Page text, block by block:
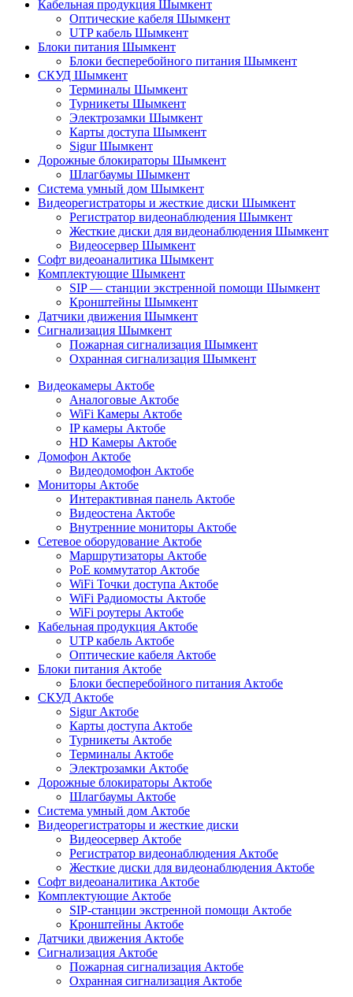
Кабельная продукция Шымкент
Оптические кабеля Шымкент
UTP кабель Шымкент
Блоки питания Шымкент
Блоки бесперебойного питания Шымкент
СКУД Шымкент
Терминалы Шымкент
Турникеты Шымкент
Электрозамки Шымкент
Карты доступа Шымкент
Sigur Шымкент
Дорожные блокираторы Шымкент
Шлагбаумы Шымкент
Система умный дом Шымкент
Видеорегистраторы и жесткие диски Шымкент
Регистратор видеонаблюдения Шымкент
Жесткие диски для видеонаблюдения Шымкент
Видеосервер Шымкент
Софт видеоаналитика Шымкент
Комплектующие Шымкент
SIP — станции экстренной помощи Шымкент
Кронштейны Шымкент
Датчики движения Шымкент
Сигнализация Шымкент
Пожарная сигнализация Шымкент
Охранная сигнализация Шымкент
Видеокамеры Актобе
Аналоговые Актобе
WiFi Камеры Актобе
IP камеры Актобе
HD Камеры Актобе
Домофон Актобе
Видеодомофон Актобе
Мониторы Актобе
Интерактивная панель Актобе
Видеостена Актобе
Внутренние мониторы Актобе
Сетевое оборудование Актобе
Маршрутизаторы Актобе
PoE коммутатор Актобе
WiFi Точки доступа Актобе
WiFi Радиомосты Актобе
WiFi роутеры Актобе
Кабельная продукция Актобе
UTP кабель Актобе
Оптические кабеля Актобе
Блоки питания Актобе
Блоки бесперебойного питания Актобе
СКУД Актобе
Sigur Актобе
Карты доступа Актобе
Турникеты Актобе
Терминалы Актобе
Электрозамки Актобе
Дорожные блокираторы Актобе
Шлагбаумы Актобе
Система умный дом Актобе
Видеорегистраторы и жесткие диски
Видеосервер Актобе
Регистратор видеонаблюдения Актобе
Жесткие диски для видеонаблюдения Актобе
Софт видеоаналитика Актобе
Комплектующие Актобе
SIP-станции экстренной помощи Актобе
Кронштейны Актобе
Датчики движения Актобе
Сигнализация Актобе
Пожарная сигнализация Актобе
Охранная сигнализация Актобе